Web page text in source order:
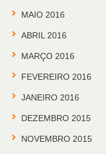
MAIO 2016
ABRIL 2016
MARÇO 2016
FEVEREIRO 2016
JANEIRO 2016
DEZEMBRO 2015
NOVEMBRO 2015